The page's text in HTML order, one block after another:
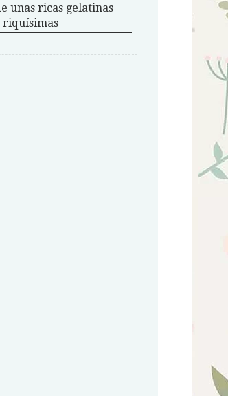
unas ricas gelatinas
riquísimas